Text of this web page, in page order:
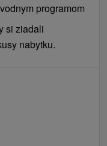
programom
si ziadali
nabytku.